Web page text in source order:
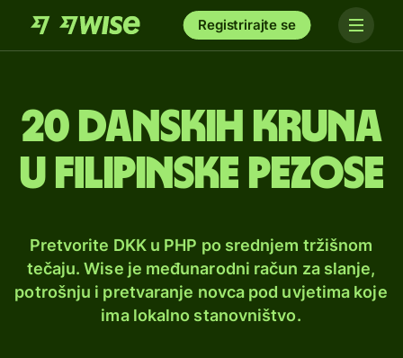
Registrirajte se
20 danskih kruna
u filipinske pezose
Pretvorite DKK u PHP po srednjem tržišnom
tečaju. Wise je međunarodni račun za slanje,
potrošnju i pretvaranje novca pod uvjetima koje
ima lokalno stanovništvo.